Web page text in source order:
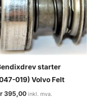
starter
019) Volvo Felt
395,00